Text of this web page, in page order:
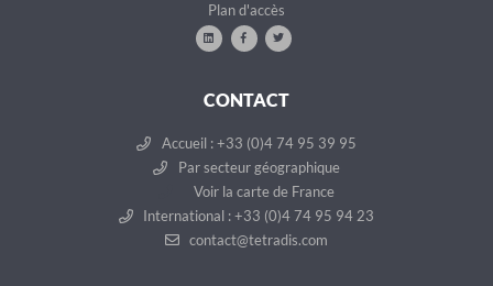
Plan d'accès
CONTACT
Accueil : +33 (0)4 74 95 39 95
Par secteur géographique
Voir la carte de France
International : +33 (0)4 74 95 94 23
contact@tetradis.com